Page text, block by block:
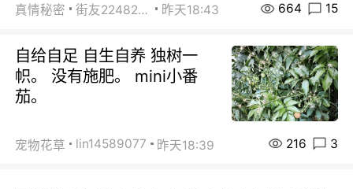
真情秘密 街友22482465 昨天18:43 664 15
自给自足 自生自养 独树一
帜。 没有施肥。 mini小番
茄。
宠物花草 lin14589077 昨天18:39 216 3